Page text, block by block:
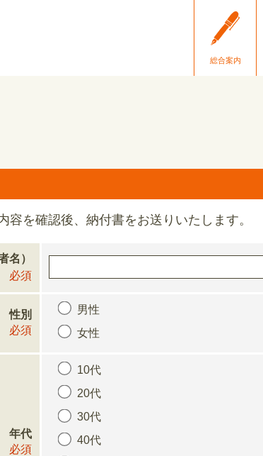
総合案内
を確認後、納付書をお送りいたします。
名）
必須
性別
必須
男性
女性
年代
必須
10代
20代
30代
40代